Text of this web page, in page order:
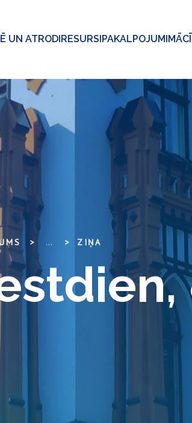
UN ATRODIRESURSIPAKALPOJUMI
... ZIŅA